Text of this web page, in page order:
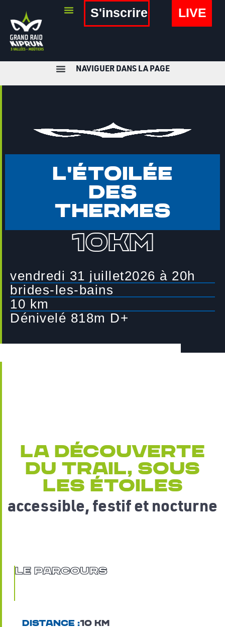
S'inscrire LIVE
E-SHOP
LES RÉSULTATS
PARTENAIRES
l'étoilée
des
thermes
10km
vendredi 31 juillet2026 à 20h
brides-les-bains
10 km
Dénivelé 818m D+
la découverte
du trail, sous
les étoiles
accessible, festif et nocturne
Le Parcours
Distance :10 km